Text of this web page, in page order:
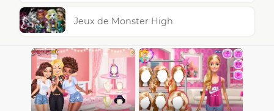
Jeux de Monster High